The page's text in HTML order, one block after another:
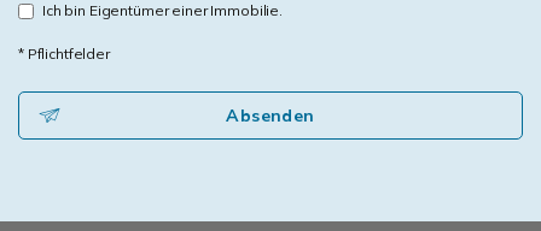
Ich bin Eigentümer einer Immobilie.
* Pflichtfelder
Absenden